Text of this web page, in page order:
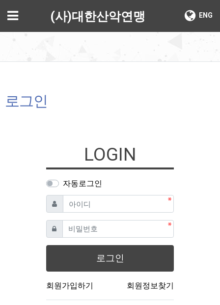
메뉴 ENG
(사)대한산악연맹
로그인
LOGIN
자동로그인
아이디 필수
비밀번호필수
로그인
회원가입하기 회원정보찾기